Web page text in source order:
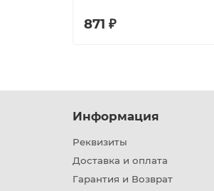
871 ₽
Информация
Реквизиты
Доставка и оплата
Гарантия и Возврат